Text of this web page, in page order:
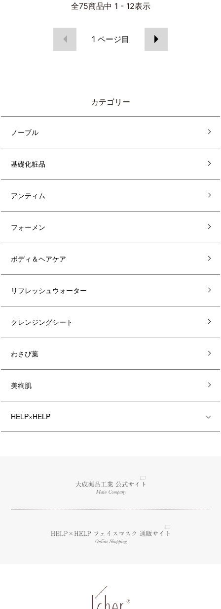
全75商品中 1 - 12表示
1 ページ目
カテゴリー
ノーブル
基礎化粧品
アンティム
フォーメン
ボディ＆ヘアケア
リフレッシュウォーター
クレンジングシート
わさび葉
美絢肌
HELP×HELP